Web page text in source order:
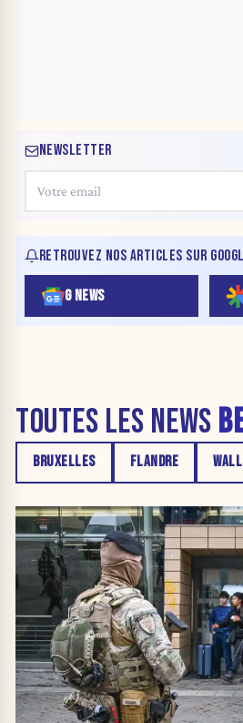
NEWSLETTER
RETROUVEZ NOS ARTICLES SUR
G NEWS
TOUTES LES NEWS
BRUXELLES FLANDRE